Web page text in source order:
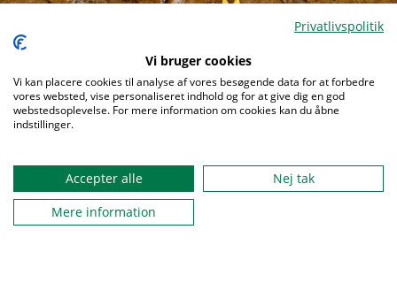
Spejderne er en del af solsikkeprogrammet
På Spejdernes Lejr startede et nyt kapitel i arbejdet med
inklusion med fejringen af, at Spejderne er trådt ind i
Solsikkeprogrammet.
Menu
Privatlivspolitik
Vi bruger cookies
Vi kan placere cookies til analyse af vores besøgende data for at forbedre
vores websted, vise personaliseret indhold og for at give dig en god
webstedsoplevelse. For mere information om cookies kan du åbne
indstillinger.
Accepter alle
Nej tak
Mere information